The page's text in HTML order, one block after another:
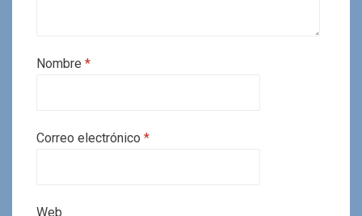
Nombre *
Correo electrónico *
Web